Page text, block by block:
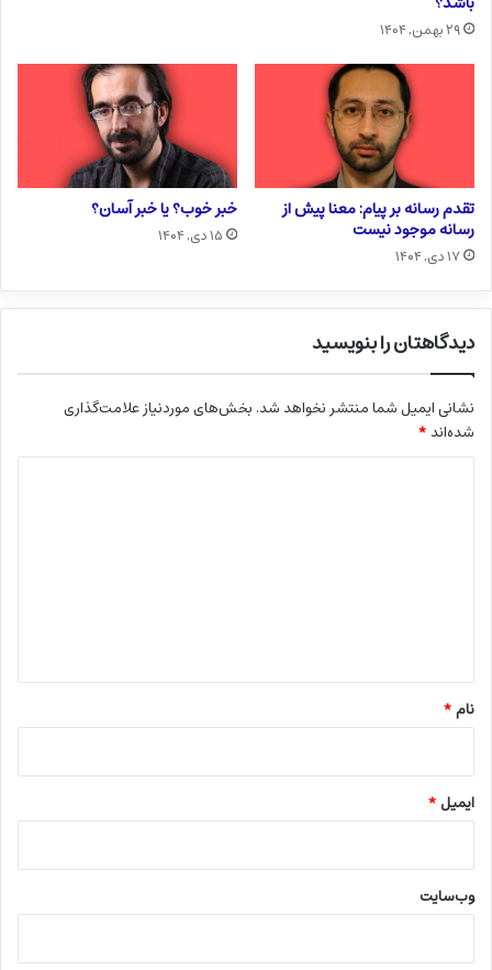
۲۹ بهمن, ۱۴۰۴
تقدم رسانه بر پیام: معنا پیش از
رسانه موجود نیست
۱۷ دی, ۱۴۰۴
خبر خوب؟ یا خبر آسان؟
۱۵ دی, ۱۴۰۴
دیدگاهتان را بنویسید
نشانی ایمیل شما منتشر نخواهد شد. بخش‌های موردنیاز علامت‌گذاری
شده‌اند*
نام*
ایمیل*
وب‌سایت